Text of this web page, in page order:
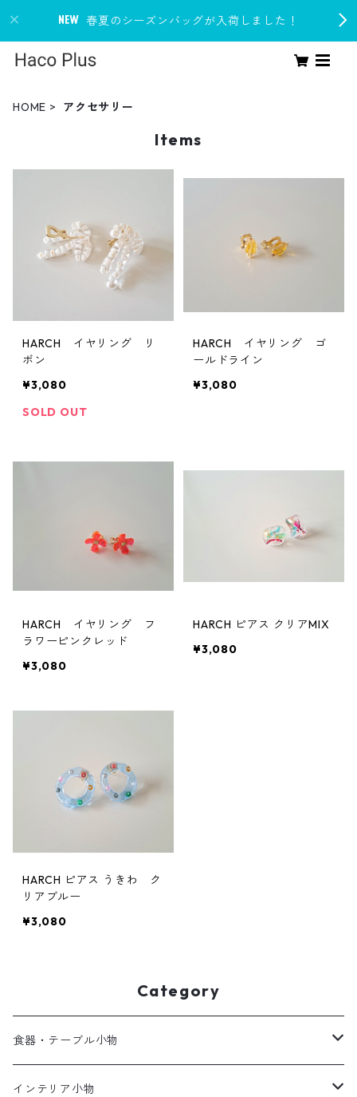
春夏のシーズンバッグが入荷しました！
HOME アクセサリー
Items
HARCH イヤリング リ
ボン
¥3,080
SOLD OUT
HARCH イヤリング ゴ
ールドライン
¥3,080
HARCH イヤリング フ
ラワーピンクレッド
¥3,080
HARCH ピアス クリアMIX
¥3,080
HARCH ピアス うきわ ク
リアブルー
¥3,080
Category
食器・テーブル小物
陶器
インテリア小物